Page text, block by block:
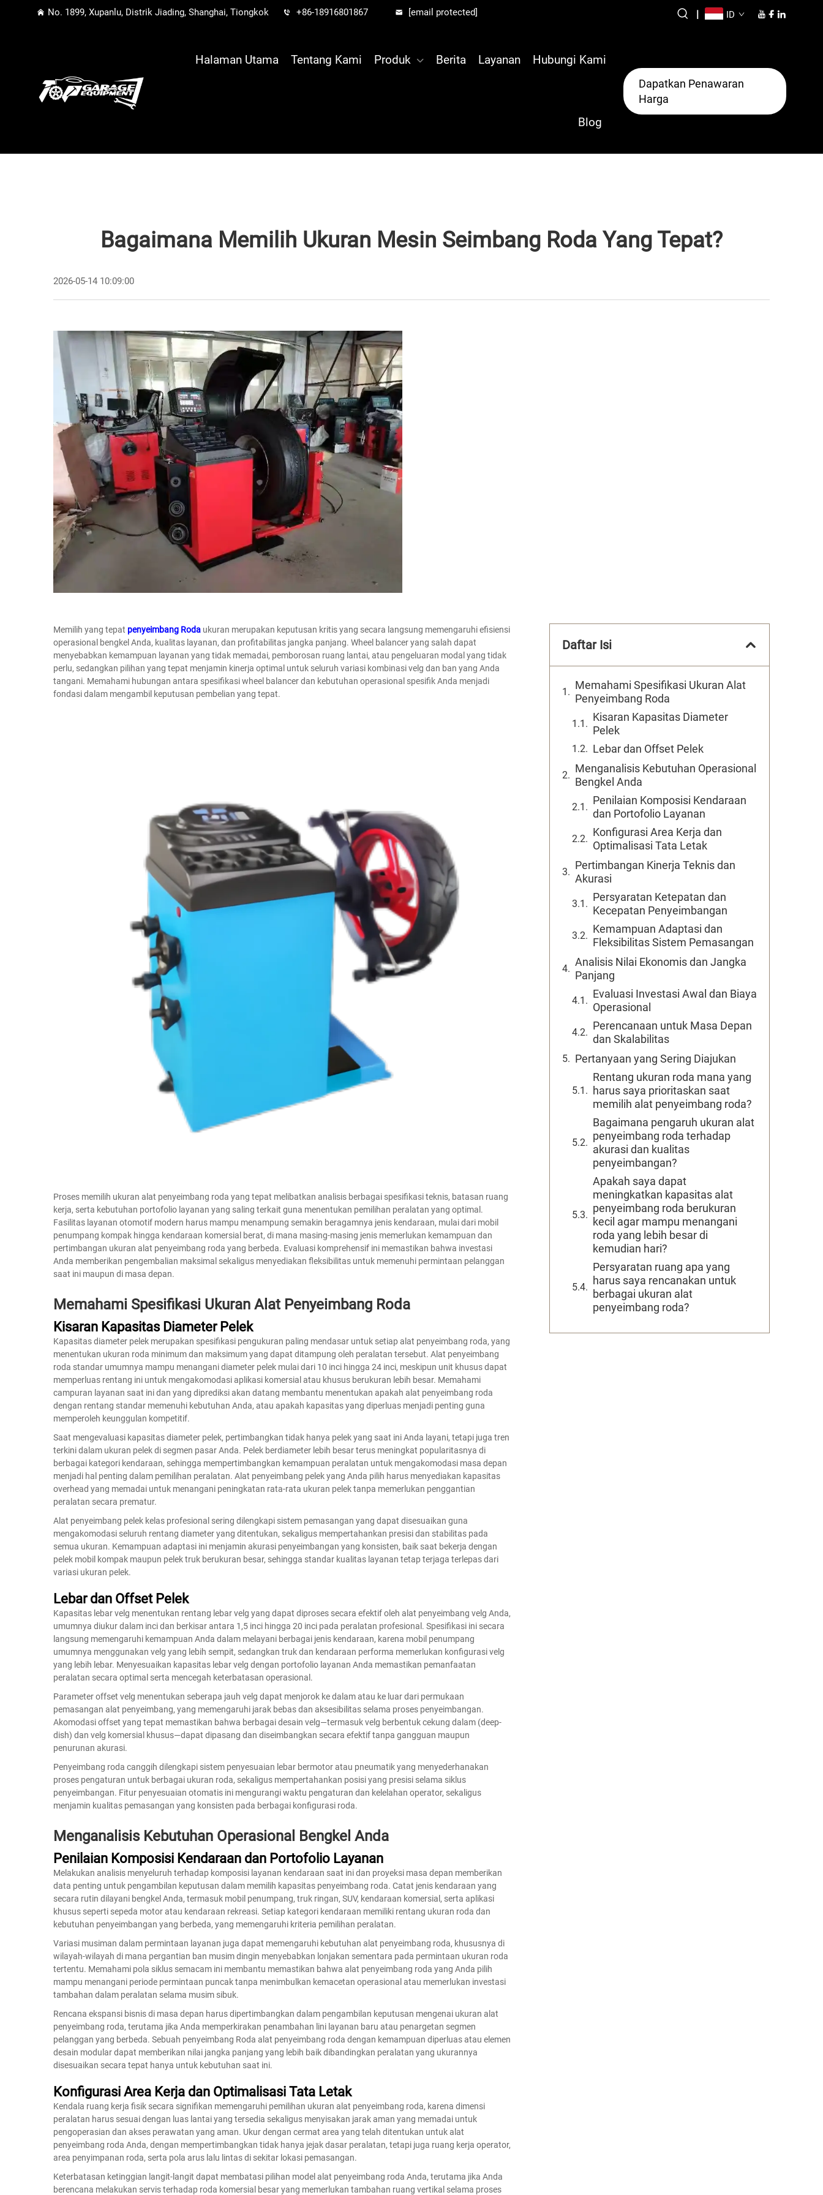
No. 1899, Xupanlu, Distrik Jiading, Shanghai, Tiongkok +86-18916801867 [email protected] | ID
Halaman Utama Tentang Kami Produk Berita Layanan Hubungi Kami
Blog
Dapatkan Penawaran
Harga
Bagaimana Memilih Ukuran Mesin Seimbang Roda Yang Tepat?
2026-05-14 10:09:00
Memilih yang tepat penyeimbang Roda ukuran merupakan keputusan kritis yang secara langsung memengaruhi efisiensi
operasional bengkel Anda, kualitas layanan, dan profitabilitas jangka panjang. Wheel balancer yang salah dapat
menyebabkan kemampuan layanan yang tidak memadai, pemborosan ruang lantai, atau pengeluaran modal yang tidak
perlu, sedangkan pilihan yang tepat menjamin kinerja optimal untuk seluruh variasi kombinasi velg dan ban yang Anda
tangani. Memahami hubungan antara spesifikasi wheel balancer dan kebutuhan operasional spesifik Anda menjadi
fondasi dalam mengambil keputusan pembelian yang tepat.
Proses memilih ukuran alat penyeimbang roda yang tepat melibatkan analisis berbagai spesifikasi teknis, batasan ruang
kerja, serta kebutuhan portofolio layanan yang saling terkait guna menentukan pemilihan peralatan yang optimal.
Fasilitas layanan otomotif modern harus mampu menampung semakin beragamnya jenis kendaraan, mulai dari mobil
penumpang kompak hingga kendaraan komersial berat, di mana masing-masing jenis memerlukan kemampuan dan
pertimbangan ukuran alat penyeimbang roda yang berbeda. Evaluasi komprehensif ini memastikan bahwa investasi
Anda memberikan pengembalian maksimal sekaligus menyediakan fleksibilitas untuk memenuhi permintaan pelanggan
saat ini maupun di masa depan.
Memahami Spesifikasi Ukuran Alat Penyeimbang Roda
Kisaran Kapasitas Diameter Pelek
Kapasitas diameter pelek merupakan spesifikasi pengukuran paling mendasar untuk setiap alat penyeimbang roda, yang
menentukan ukuran roda minimum dan maksimum yang dapat ditampung oleh peralatan tersebut. Alat penyeimbang
roda standar umumnya mampu menangani diameter pelek mulai dari 10 inci hingga 24 inci, meskipun unit khusus dapat
memperluas rentang ini untuk mengakomodasi aplikasi komersial atau khusus berukuran lebih besar. Memahami
campuran layanan saat ini dan yang diprediksi akan datang membantu menentukan apakah alat penyeimbang roda
dengan rentang standar memenuhi kebutuhan Anda, atau apakah kapasitas yang diperluas menjadi penting guna
memperoleh keunggulan kompetitif.
Saat mengevaluasi kapasitas diameter pelek, pertimbangkan tidak hanya pelek yang saat ini Anda layani, tetapi juga tren
terkini dalam ukuran pelek di segmen pasar Anda. Pelek berdiameter lebih besar terus meningkat popularitasnya di
berbagai kategori kendaraan, sehingga mempertimbangkan kemampuan peralatan untuk mengakomodasi masa depan
menjadi hal penting dalam pemilihan peralatan. Alat penyeimbang pelek yang Anda pilih harus menyediakan kapasitas
overhead yang memadai untuk menangani peningkatan rata-rata ukuran pelek tanpa memerlukan penggantian
peralatan secara prematur.
Alat penyeimbang pelek kelas profesional sering dilengkapi sistem pemasangan yang dapat disesuaikan guna
mengakomodasi seluruh rentang diameter yang ditentukan, sekaligus mempertahankan presisi dan stabilitas pada
semua ukuran. Kemampuan adaptasi ini menjamin akurasi penyeimbangan yang konsisten, baik saat bekerja dengan
pelek mobil kompak maupun pelek truk berukuran besar, sehingga standar kualitas layanan tetap terjaga terlepas dari
variasi ukuran pelek.
Lebar dan Offset Pelek
Kapasitas lebar velg menentukan rentang lebar velg yang dapat diproses secara efektif oleh alat penyeimbang velg Anda,
umumnya diukur dalam inci dan berkisar antara 1,5 inci hingga 20 inci pada peralatan profesional. Spesifikasi ini secara
langsung memengaruhi kemampuan Anda dalam melayani berbagai jenis kendaraan, karena mobil penumpang
umumnya menggunakan velg yang lebih sempit, sedangkan truk dan kendaraan performa memerlukan konfigurasi velg
yang lebih lebar. Menyesuaikan kapasitas lebar velg dengan portofolio layanan Anda memastikan pemanfaatan
peralatan secara optimal serta mencegah keterbatasan operasional.
Parameter offset velg menentukan seberapa jauh velg dapat menjorok ke dalam atau ke luar dari permukaan
pemasangan alat penyeimbang, yang memengaruhi jarak bebas dan aksesibilitas selama proses penyeimbangan.
Akomodasi offset yang tepat memastikan bahwa berbagai desain velg—termasuk velg berbentuk cekung dalam (deep-
dish) dan velg komersial khusus—dapat dipasang dan diseimbangkan secara efektif tanpa gangguan maupun
penurunan akurasi.
Penyeimbang roda canggih dilengkapi sistem penyesuaian lebar bermotor atau pneumatik yang menyederhanakan
proses pengaturan untuk berbagai ukuran roda, sekaligus mempertahankan posisi yang presisi selama siklus
penyeimbangan. Fitur penyesuaian otomatis ini mengurangi waktu pengaturan dan kelelahan operator, sekaligus
menjamin kualitas pemasangan yang konsisten pada berbagai konfigurasi roda.
Menganalisis Kebutuhan Operasional Bengkel Anda
Penilaian Komposisi Kendaraan dan Portofolio Layanan
Melakukan analisis menyeluruh terhadap komposisi layanan kendaraan saat ini dan proyeksi masa depan memberikan
data penting untuk pengambilan keputusan dalam memilih kapasitas penyeimbang roda. Catat jenis kendaraan yang
secara rutin dilayani bengkel Anda, termasuk mobil penumpang, truk ringan, SUV, kendaraan komersial, serta aplikasi
khusus seperti sepeda motor atau kendaraan rekreasi. Setiap kategori kendaraan memiliki rentang ukuran roda dan
kebutuhan penyeimbangan yang berbeda, yang memengaruhi kriteria pemilihan peralatan.
Variasi musiman dalam permintaan layanan juga dapat memengaruhi kebutuhan alat penyeimbang roda, khususnya di
wilayah-wilayah di mana pergantian ban musim dingin menyebabkan lonjakan sementara pada permintaan ukuran roda
tertentu. Memahami pola siklus semacam ini membantu memastikan bahwa alat penyeimbang roda yang Anda pilih
mampu menangani periode permintaan puncak tanpa menimbulkan kemacetan operasional atau memerlukan investasi
tambahan dalam peralatan selama musim sibuk.
Rencana ekspansi bisnis di masa depan harus dipertimbangkan dalam pengambilan keputusan mengenai ukuran alat
penyeimbang roda, terutama jika Anda memperkirakan penambahan lini layanan baru atau penargetan segmen
pelanggan yang berbeda. Sebuah penyeimbang Roda alat penyeimbang roda dengan kemampuan diperluas atau elemen
desain modular dapat memberikan nilai jangka panjang yang lebih baik dibandingkan peralatan yang ukurannya
disesuaikan secara tepat hanya untuk kebutuhan saat ini.
Konfigurasi Area Kerja dan Optimalisasi Tata Letak
Kendala ruang kerja fisik secara signifikan memengaruhi pemilihan ukuran alat penyeimbang roda, karena dimensi
peralatan harus sesuai dengan luas lantai yang tersedia sekaligus menyisakan jarak aman yang memadai untuk
pengoperasian dan akses perawatan yang aman. Ukur dengan cermat area yang telah ditentukan untuk alat
penyeimbang roda Anda, dengan mempertimbangkan tidak hanya jejak dasar peralatan, tetapi juga ruang kerja operator,
area penyimpanan roda, serta pola arus lalu lintas di sekitar lokasi pemasangan.
Keterbatasan ketinggian langit-langit dapat membatasi pilihan model alat penyeimbang roda Anda, terutama jika Anda
berencana melakukan servis terhadap roda komersial besar yang memerlukan tambahan ruang vertikal selama proses
Daftar Isi
Memahami Spesifikasi Ukuran Alat
Penyeimbang Roda
Kisaran Kapasitas Diameter
Pelek
Lebar dan Offset Pelek
Menganalisis Kebutuhan Operasional
Bengkel Anda
Penilaian Komposisi Kendaraan
dan Portofolio Layanan
Konfigurasi Area Kerja dan
Optimalisasi Tata Letak
Pertimbangan Kinerja Teknis dan
Akurasi
Persyaratan Ketepatan dan
Kecepatan Penyeimbangan
Kemampuan Adaptasi dan
Fleksibilitas Sistem Pemasangan
Analisis Nilai Ekonomis dan Jangka
Panjang
Evaluasi Investasi Awal dan Biaya
Operasional
Perencanaan untuk Masa Depan
dan Skalabilitas
Pertanyaan yang Sering Diajukan
Rentang ukuran roda mana yang
harus saya prioritaskan saat
memilih alat penyeimbang roda?
Bagaimana pengaruh ukuran alat
penyeimbang roda terhadap
akurasi dan kualitas
penyeimbangan?
Apakah saya dapat
meningkatkan kapasitas alat
penyeimbang roda berukuran
kecil agar mampu menangani
roda yang lebih besar di
kemudian hari?
Persyaratan ruang apa yang
harus saya rencanakan untuk
berbagai ukuran alat
penyeimbang roda?